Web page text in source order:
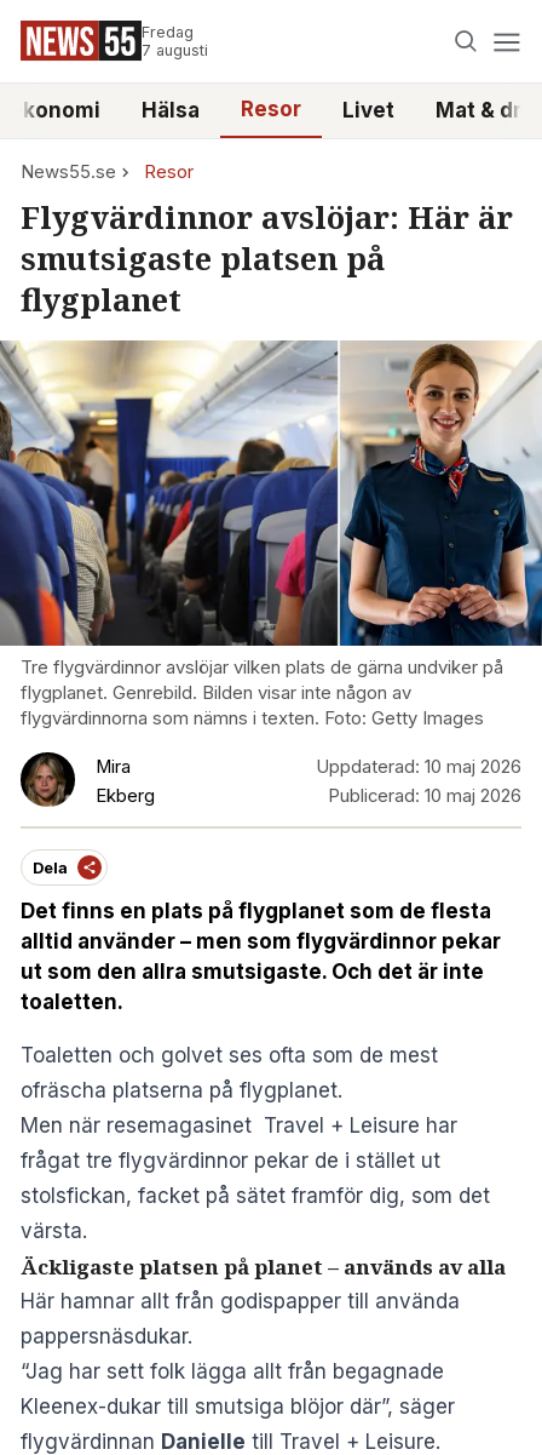
Fredag
7 augusti
Hälsa Resor Livet Mat &
News55.se Resor
Flygvärdinnor avslöjar: Här är
smutsigaste platsen på
flygplanet
Tre flygvärdinnor avslöjar vilken plats de gärna undviker på
flygplanet. Genrebild. Bilden visar inte någon av
flygvärdinnorna som nämns i texten. Foto: Getty Images
Mira
Ekberg
Uppdaterad: 10 maj 2026
Publicerad: 10 maj 2026
Dela
Det finns en plats på flygplanet som de flesta
alltid använder – men som flygvärdinnor pekar
ut som den allra smutsigaste. Och det är inte
toaletten.
Toaletten och golvet ses ofta som de mest
ofräscha platserna på flygplanet.
Men när resemagasinet Travel + Leisure har
frågat tre flygvärdinnor pekar de i stället ut
stolsfickan, facket på sätet framför dig, som det
värsta.
Äckligaste platsen på planet – används av alla
Här hamnar allt från godispapper till använda
pappersnäsdukar.
“Jag har sett folk lägga allt från begagnade
Kleenex-dukar till smutsiga blöjor där”, säger
flygvärdinnan Danielle till Travel + Leisure.